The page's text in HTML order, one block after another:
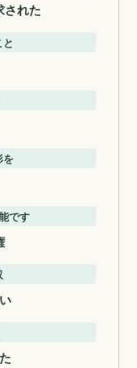
された
を
です